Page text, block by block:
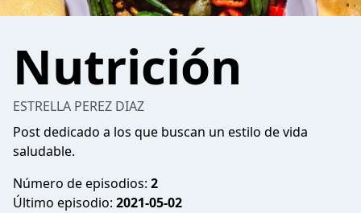
Nutrición
ESTRELLA PEREZ DIAZ
Post dedicado a los que buscan un estilo de vida
saludable.
Número de episodios: 2
Último episodio: 2021-05-02